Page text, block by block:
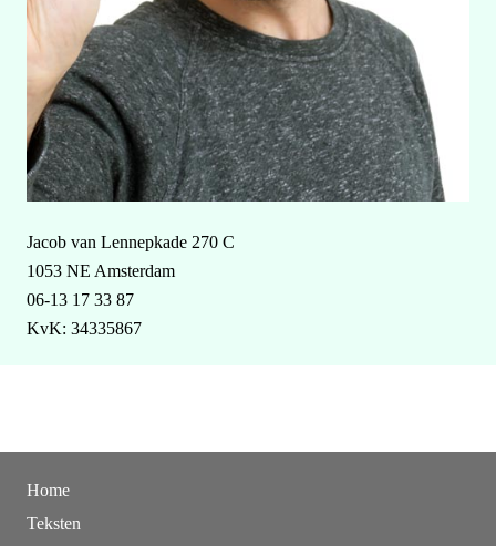
Jacob van Lennepkade 270 C
1053 NE Amsterdam
06-13 17 33 87
KvK: 34335867
Home
Teksten